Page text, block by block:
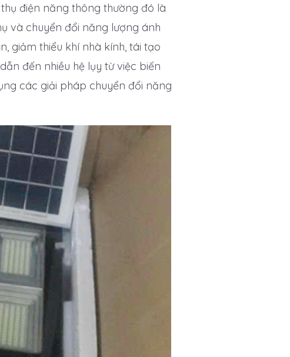
điện năng thông thường đó là
và chuyển đổi năng lượng ánh
giảm thiểu khí nhà kính, tái tạo
đến nhiều hệ lụy từ việc biến
các giải pháp chuyển đổi năng